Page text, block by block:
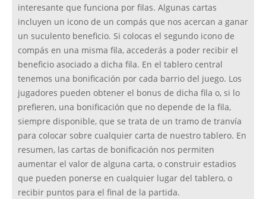
interesante que funciona por filas. Algunas cartas
incluyen un icono de un compás que nos acercan a ganar
un suculento beneficio. Si colocas el segundo icono de
compás en una misma fila, accederás a poder recibir el
beneficio asociado a dicha fila. En el tablero central
tenemos una bonificación por cada barrio del juego. Los
jugadores pueden obtener el bonus de dicha fila o, si lo
prefieren, una bonificación que no depende de la fila,
siempre disponible, que se trata de un tramo de tranvía
para colocar sobre cualquier carta de nuestro tablero. En
resumen, las cartas de bonificación nos permiten
aumentar el valor de alguna carta, o construir estadios
que pueden ponerse en cualquier lugar del tablero, o
recibir puntos para el final de la partida.